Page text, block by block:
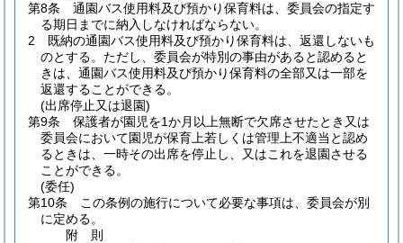
第8条
通園バス使用料及び預かり保育料は、委員会の指定す
る期日までに納入しなければならない。
2
既納の通園バス使用料及び預かり保育料は、返還しないも
のとする。 ただし、委員会が特別の事由があると認めると
きは、通園バス使用料及び預かり保育料の全部又は一部を
返還することができる。
(出席停止又は退園)
第9条
保護者が園児を1か月以上無断で欠席させたとき又は
委員会において園児が保育上若しくは管理上不適当と認め
るときは、一時その出席を停止し、又はこれを退園させる
ことができる。
(委任)
第10条
この条例の施行について必要な事項は、委員会が別
に定める。
附 則